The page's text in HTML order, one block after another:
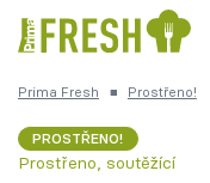
Česká kuchyně
Prima Fresh ■ Prostřeno!
PROSTŘENO!
Prostřeno, soutěžící